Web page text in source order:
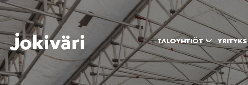
TALOYHTIÖT